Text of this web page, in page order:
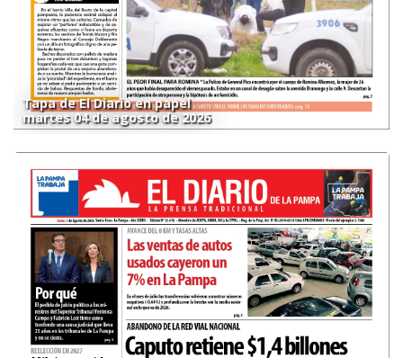
Tapa de El Diario en papel
martes 04 de agosto de 2026